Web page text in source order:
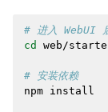
# 进入 WebUI
cd
web/
# 安装依赖
npm install